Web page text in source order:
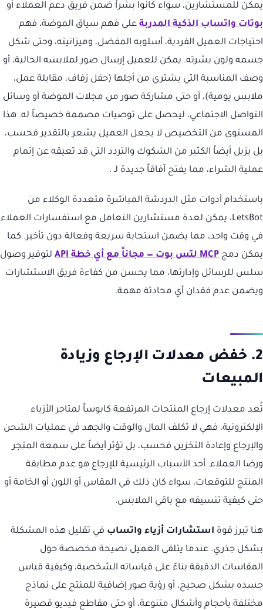
يمكن للمستشارين، سواء كانوا بشراً ضمن فريق دعم العملاء أو
بوتات واتساب الذكية المدربة على فهم سياق الموضة، فهم
احتياجات العميل الفردية، أسلوبه المفضل، وميزانيته، وحتى شكل
جسمه ولون بشرته. يمكن للعميل إرسال صور لملابسه الحالية، أو
وصف المناسبة التي يشتري من أجلها (حفل زفاف، مقابلة عمل،
ملابس يومية)، أو حتى مشاركة صور من مجلات الموضة أو وسائل
التواصل الاجتماعي، ليحصل على توصيات مصممة خصيصاً له. هذا
المستوى من التخصيص لا يجعل العميل يشعر بالتقدير فحسب،
بل يزيل أيضاً الكثير من الشكوك والتردد التي قد تعيقه عن إتمام
عملية الشراء، مما يفتح آفاقاً جديدة لـ .
باستخدام أدوات مثل الدردشة المباشرة متعددة الوكلاء من
LetsBot، يمكن لعدة مستشارين التعامل مع استفسارات العملاء
في وقت واحد، مما يضمن استجابة سريعة وفعالة دون تأخير. كما
يمكن دمج MCP لتس بوت — مجاناً مع أي خطة API
لتوفير وصول
سلس للرسائل وإدارتها، مما يحسن من كفاءة فريق الاستشارات
ويضمن عدم فقدان أي محادثة مهمة.
2. خفض معدلات الإرجاع وزيادة
المبيعات
تُعد معدلات إرجاع المنتجات المرتفعة كابوساً لمتاجر الأزياء
الإلكترونية، فهي لا تكلف المال والوقت والجهد في عمليات الشحن
والإرجاع وإعادة التخزين فحسب، بل تؤثر أيضاً على سمعة المتجر
ورضا العملاء. أحد الأسباب الرئيسية للإرجاع هو عدم مطابقة
المنتج للتوقعات، سواء كان ذلك في المقاس أو اللون أو الخامة أو
حتى كيفية تنسيقه مع باقي الملابس.
هنا تبرز قوة استشارات أزياء واتساب في تقليل هذه المشكلة
بشكل جذري. عندما يتلقى العميل نصيحة مخصصة حول
المقاسات الدقيقة بناءً على قياساته الشخصية، وكيفية قياس
جسده بشكل صحيح، أو رؤية صور إضافية للمنتج على نماذج
مختلفة بأحجام وأشكال متنوعة، أو حتى مقاطع فيديو قصيرة